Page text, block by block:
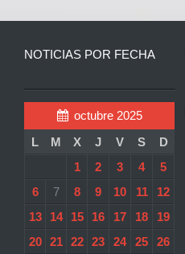
NOTICIAS POR FECHA
octubre 2025
L
M X J V S
D
1
2 3 4
5
6
7 8 9 10 11
12
13
14 15 16 17 18
19
20
21 22 23 24 25
26